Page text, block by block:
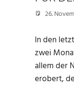
26.
In den
zwei
allem der
erobert,